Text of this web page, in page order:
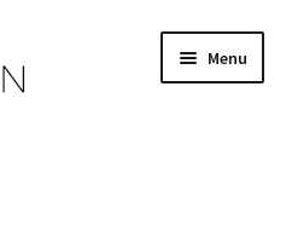
Menu